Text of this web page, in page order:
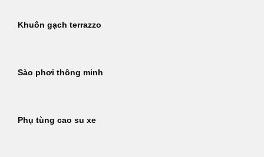
Khuôn gạch terrazzo
Sào phơi thông minh
Phụ tùng cao su xe